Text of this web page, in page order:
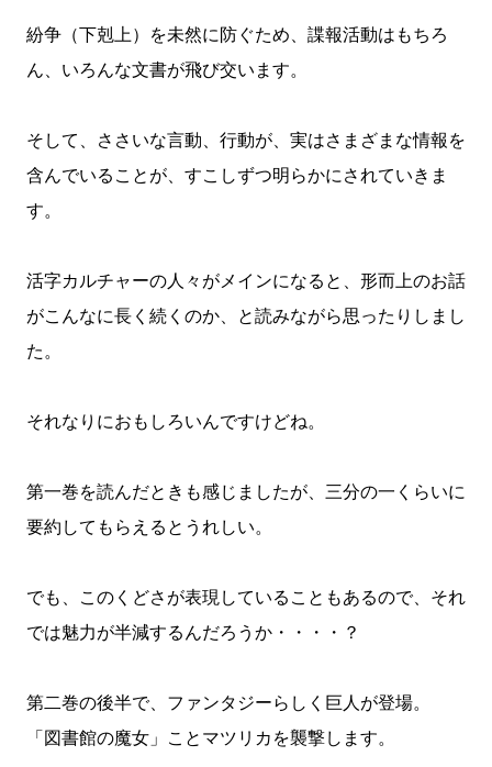
紛争（下剋上）を未然に防ぐため、諜報活動はもちろ
ん、いろんな文書が飛び交います。
そして、ささいな言動、行動が、実はさまざまな情報を
含んでいることが、すこしずつ明らかにされていきま
す。
活字カルチャーの人々がメインになると、形而上のお話
がこんなに長く続くのか、と読みながら思ったりしまし
た。
それなりにおもしろいんですけどね。
第一巻を読んだときも感じましたが、三分の一くらいに
要約してもらえるとうれしい。
でも、このくどさが表現していることもあるので、それ
では魅力が半減するんだろうか・・・・？
第二巻の後半で、ファンタジーらしく巨人が登場。
「図書館の魔女」ことマツリカを襲撃します。